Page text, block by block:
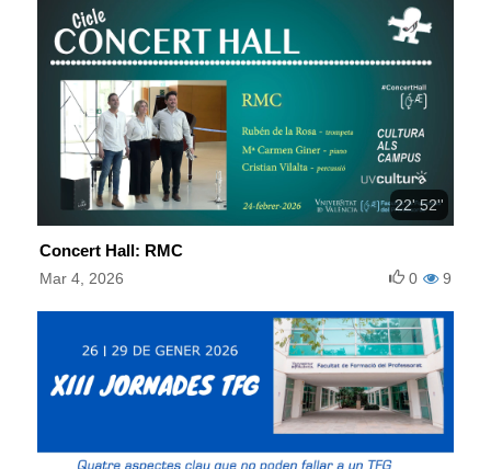
22' 52''
Concert Hall: RMC
Mar 4, 2026 9
0